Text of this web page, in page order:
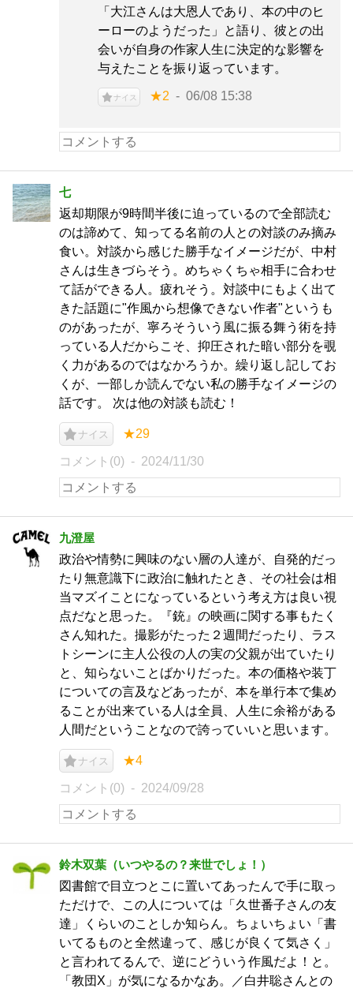
「大江さんは大恩人であり、本の中のヒ
ーローのようだった」と語り、彼との出
会いが自身の作家人生に決定的な影響を
与えたことを振り返っています。
ナイス ★2 06/08 15:38
七
返却期限が9時間半後に迫っているので全部読む
のは諦めて、知ってる名前の人との対談のみ摘み
食い。対談から感じた勝手なイメージだが、中村
さんは生きづらそう。めちゃくちゃ相手に合わせ
て話ができる人。疲れそう。対談中にもよく出て
きた話題に"作風から想像できない作者"というも
のがあったが、寧ろそういう風に振る舞う術を持
っている人だからこそ、抑圧された暗い部分を覗
く力があるのではなかろうか。繰り返し記してお
くが、一部しか読んでない私の勝手なイメージの
話です。 次は他の対談も読む！
ナイス ★29
コメント(0) 2024/11/30
九澄屋
政治や情勢に興味のない層の人達が、自発的だっ
たり無意識下に政治に触れたとき、その社会は相
当マズイことになっているという考え方は良い視
点だなと思った。『銃』の映画に関する事もたく
さん知れた。撮影がたった２週間だったり、ラス
トシーンに主人公役の人の実の父親が出ていたり
と、知らないことばかりだった。本の価格や装丁
についての言及などあったが、本を単行本で集め
ることが出来ている人は全員、人生に余裕がある
人間だということなので誇っていいと思います。
ナイス ★4
コメント(0) 2024/09/28
鈴木双葉（いつやるの？来世でしょ！）
図書館で目立つとこに置いてあったんで手に取っ
ただけで、この人については「久世番子さんの友
達」くらいのことしか知らん。ちょいちょい「書
いてるものと全然違って、感じが良くて気さく」
と言われてるんで、逆にどういう作風だよ！と。
「教団X」が気になるかなあ。／白井聡さんとの